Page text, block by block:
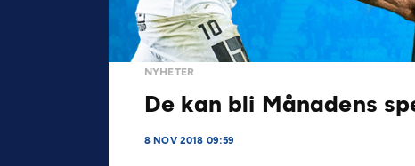
NYHETER
De kan bli Månadens
8 NOV 2018 09:59